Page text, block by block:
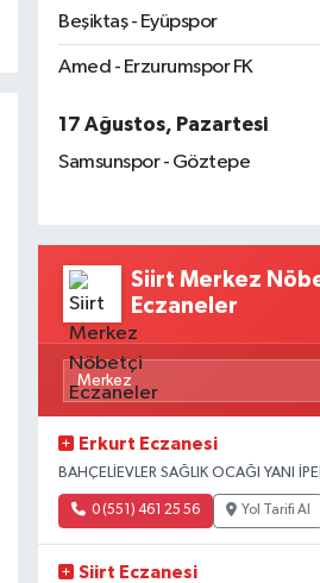
Beşiktaş - Eyüpspor
Amed - Erzurumspor FK
17 Ağustos, Pazartesi
Samsunspor - Göztepe
Siirt Merkez
Eczaneler
Erkurt Eczanesi
BAHÇELİEVLER SAĞLIK OCAĞI YANI
0 (551) 461 25 56 Yol Tarifi Al
Siirt Eczanesi